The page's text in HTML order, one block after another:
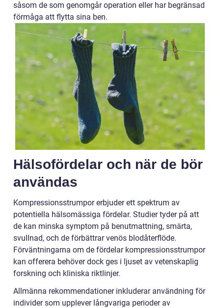
såsom de som genomgår operation eller har begränsad
förmåga att flytta sina ben.
Hälsofördelar och när de bör
användas
Kompressionsstrumpor erbjuder ett spektrum av
potentiella hälsomässiga fördelar. Studier tyder på att
de kan minska symptom på benutmattning, smärta,
svullnad, och de förbättrar venös blodåterflöde.
Förväntningarna om de fördelar kompressionsstrumpor
kan offerera behöver dock ges i ljuset av vetenskaplig
forskning och kliniska riktlinjer.
Allmänna rekommendationer inkluderar användning för
individer som upplever långvariga perioder av